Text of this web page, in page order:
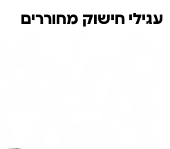
עגילי חישוק מחוררים